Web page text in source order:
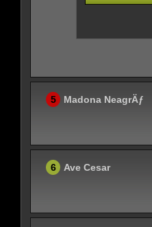
5 Madona NeagrÄƒ
6 Ave Cesar